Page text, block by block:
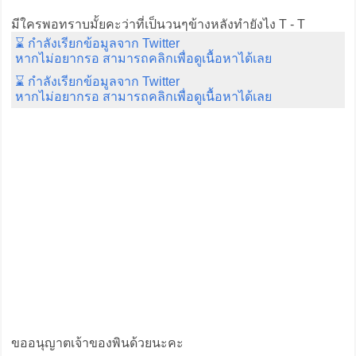
มีใครพอทราบมั้ยคะว่าที่เป็นวนๆข้างหลังทำยังไง T - T
⌛ กำลังเรียกข้อมูลจาก Twitter
หากไม่อยากรอ สามารถคลิกเพื่อดูเนื้อหาได้เลย
⌛ กำลังเรียกข้อมูลจาก Twitter
หากไม่อยากรอ สามารถคลิกเพื่อดูเนื้อหาได้เลย
ขออนุญาตเจ้าของพินด้วยนะคะ